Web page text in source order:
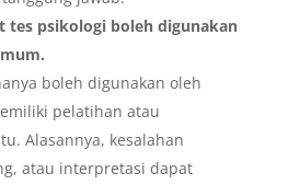
tes psikologi boleh digunakan
boleh digunakan oleh
pelatihan atau
Alasannya, kesalahan
atau interpretasi dapat